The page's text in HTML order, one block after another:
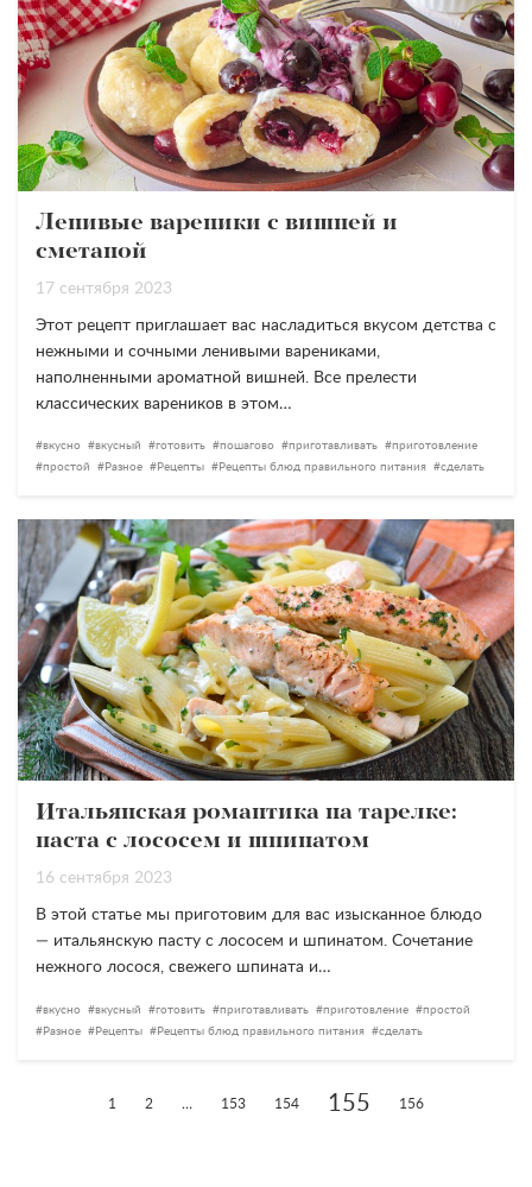
Ленивые вареники с вишней и
сметаной
17 сентября 2023
Этот рецепт приглашает вас насладиться вкусом детства с
нежными и сочными ленивыми варениками,
наполненными ароматной вишней. Все прелести
классических вареников в этом…
вкусно вкусный готовить пошагово приготавливать
приготовление
простой
Разное Рецепты Рецепты блюд правильного питания сделать
Итальянская романтика на тарелке:
паста с лососем и шпинатом
16 сентября 2023
В этой статье мы приготовим для вас изысканное блюдо
— итальянскую пасту с лососем и шпинатом. Сочетание
нежного лосося, свежего шпината и…
вкусно вкусный готовить приготавливать приготовление
простой
Разное
Рецепты Рецепты блюд правильного питания сделать
1 2 … 153 154 155 156